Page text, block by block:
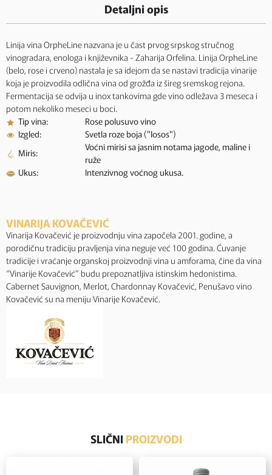
Detaljni opis
Linija vina OrpheLine nazvana je u čast prvog srpskog stručnog
vinogradara, enologa i književnika - Zaharija Orfelina. Linija OrpheLine
(belo, rose i crveno) nastala je sa idejom da se nastavi tradicija vinarije
koja je proizvodila odlična vina od grožđa iz šireg sremskog rejona.
Fermentacija se odvija u inox tankovima gde vino odležava 3 meseca i
potom nekoliko meseci u boci.
Tip vina:
Rose polusuvo vino
Izgled:
Svetla roze boja ("losos")
Miris:
Voćni mirisi sa jasnim notama jagode, maline i
ruže
Ukus:
Intenzivnog voćnog ukusa.
VINARIJA KOVAČEVIĆ
Vinarija Kovačević je proizvodnju vina započela 2001. godine, a
porodičnu tradiciju pravljenja vina neguje već 100 godina. Ćuvanje
tradicije i vraćanje organskoj proizvodnji vina u amforama, čine da vina
“Vinarije Kovačević” budu prepoznatljiva istinskim hedonistima.
Cabernet Sauvignon, Merlot, Chardonnay Kovačević, Penušavo vino
Kovačević su na meniju Vinarije Kovačević.
SLIČNI PROIZVODI